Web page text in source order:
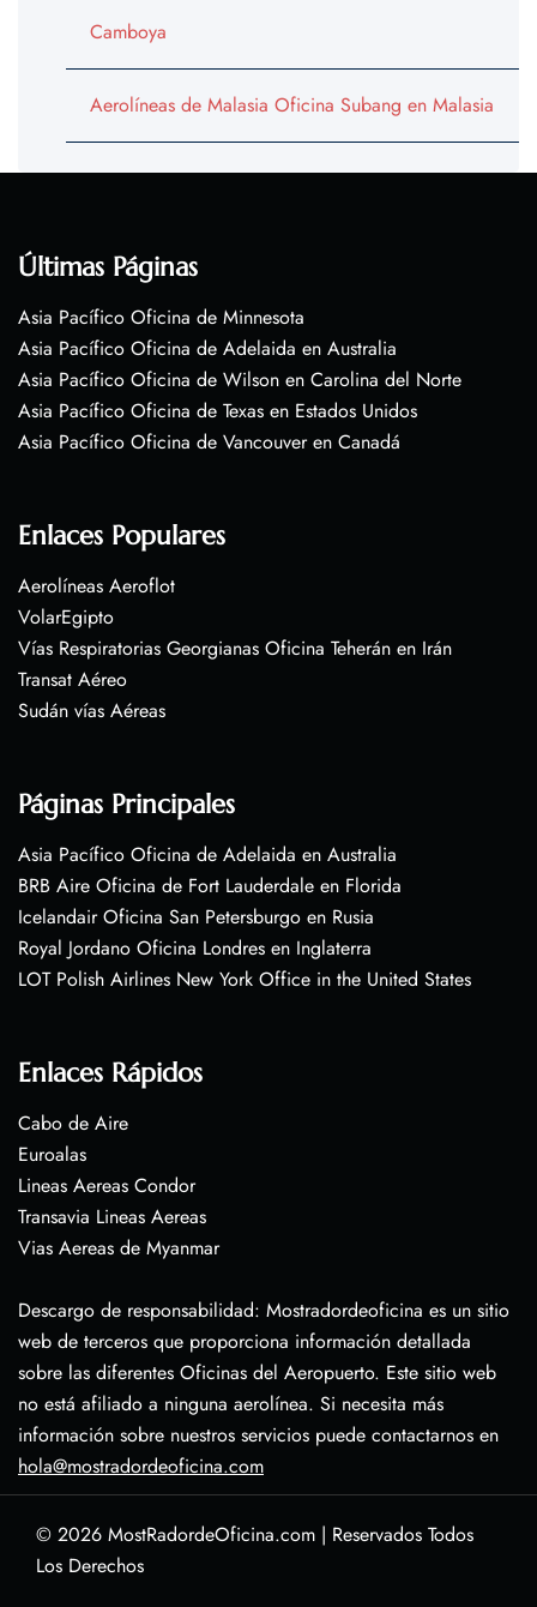
Camboya
Aerolíneas de Malasia Oficina Subang en Malasia
Últimas Páginas
Asia Pacífico Oficina de Minnesota
Asia Pacífico Oficina de Adelaida en Australia
Asia Pacífico Oficina de Wilson en Carolina del Norte
Asia Pacífico Oficina de Texas en Estados Unidos
Asia Pacífico Oficina de Vancouver en Canadá
Enlaces Populares
Aerolíneas Aeroflot
VolarEgipto
Vías Respiratorias Georgianas Oficina Teherán en Irán
Transat Aéreo
Sudán vías Aéreas
Páginas Principales
Asia Pacífico Oficina de Adelaida en Australia
BRB Aire Oficina de Fort Lauderdale en Florida
Icelandair Oficina San Petersburgo en Rusia
Royal Jordano Oficina Londres en Inglaterra
LOT Polish Airlines New York Office in the United States
Enlaces Rápidos
Cabo de Aire
Euroalas
Lineas Aereas Condor
Transavia Lineas Aereas
Vias Aereas de Myanmar
Descargo de responsabilidad: Mostradordeoficina es un sitio
web de terceros que proporciona información detallada
sobre las diferentes Oficinas del Aeropuerto. Este sitio web
no está afiliado a ninguna aerolínea. Si necesita más
información sobre nuestros servicios puede contactarnos en
hola@mostradordeoficina.com
© 2026 MostRadordeOficina.com | Reservados Todos
Los Derechos